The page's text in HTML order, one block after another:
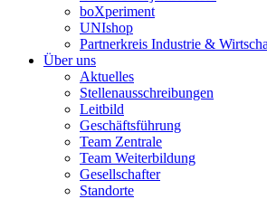
boXperiment
UNIshop
Partnerkreis Industrie &
Über uns
Aktuelles
Stellenausschreibungen
Leitbild
Geschäftsführung
Team Zentrale
Team Weiterbildung
Gesellschafter
Standorte